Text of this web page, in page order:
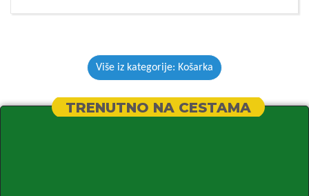
Više iz kategorije: Košarka
TRENUTNO NA CESTAMA